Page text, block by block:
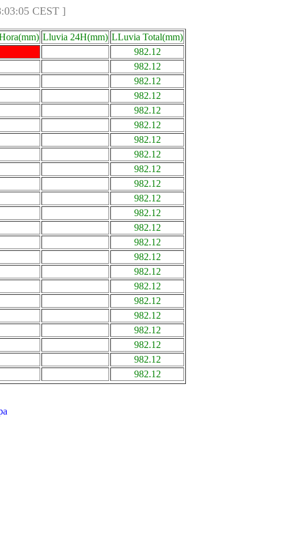
CEST ]
Lluvia 24H(mm) LLuvia Total(mm)
982.12
982.12
982.12
982.12
982.12
982.12
982.12
982.12
982.12
982.12
982.12
982.12
982.12
982.12
982.12
982.12
982.12
982.12
982.12
982.12
982.12
982.12
982.12